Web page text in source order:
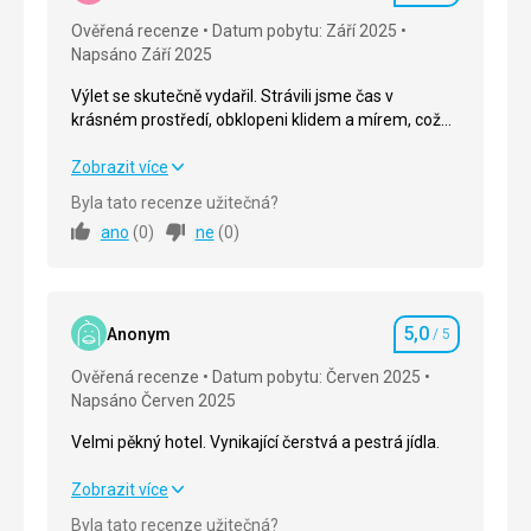
Ověřená recenze
Datum pobytu: Září 2025
Napsáno Září 2025
Výlet se skutečně vydařil. Strávili jsme čas v
krásném prostředí, obklopeni klidem a mírem, což
dodávaly na kouzlu a každý okamžik zpříjemňovaly.
dlouho vzpomínat.
Výlet se skutečně vydařil. Strávili jsme čas v
nám umožnilo plně si odpočinout. Sluneční paprsky
dodávaly na kouzlu a každý okamžik zpříjemňovaly.
Strava 5,0/ 5
Ubytování 5,0
Cena
Zobrazit více
Byla tato recenze užitečná?
ano (0) ne (0)
Anonym Hodnocení
5,0 / 5
Ověřená recenze
Datum pobytu: Červen 2025
Napsáno Červen 2025
Velmi pěkný hotel. Vynikající čerstvá a pestrá jídla.
Velmi pěkný hotel. Vynikající čerstvá a pestrá jídla.
Zobrazit více
Byla tato recenze užitečná?